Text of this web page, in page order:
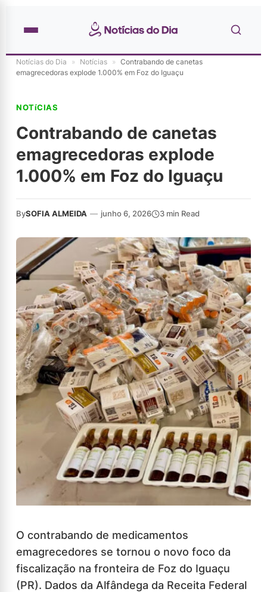
Notícias do Dia » Notícias » Contrabando de canetas
emagrecedoras explode 1.000% em Foz do Iguaçu
NOTíCIAS
Contrabando de canetas
emagrecedoras explode
1.000% em Foz do Iguaçu
BySOFIA ALMEIDA — junho 6, 2026 3 min Read
O contrabando de medicamentos
emagrecedores se tornou o novo foco da
fiscalização na fronteira de Foz do Iguaçu
(PR). Dados da Alfândega da Receita Federal